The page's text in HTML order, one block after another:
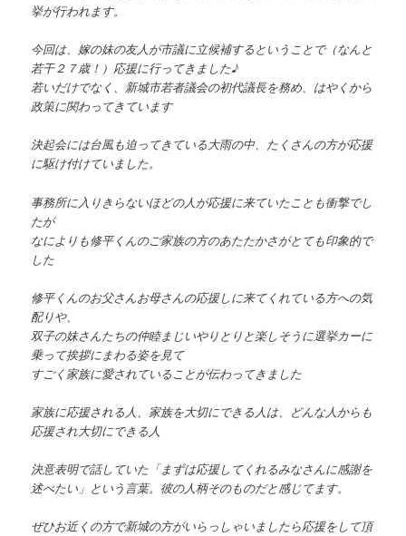
挙が行われます。
今回は、嫁の妹の友人が市議に立候補するということで（なんと
若干２７歳！）応援に行ってきました♪
若いだけでなく、新城市若者議会の初代議長を務め、はやくから
政策に関わってきています
決起会には台風も迫ってきている大雨の中、たくさんの方が応援
に駆け付けていました。
事務所に入りきらないほどの人が応援に来ていたことも衝撃でし
たが
なによりも修平くんのご家族の方のあたたかさがとても印象的で
した
修平くんのお父さんお母さんの応援しに来てくれている方への気
配りや、
双子の妹さんたちの仲睦まじいやりとりと楽しそうに選挙カーに
乗って挨拶にまわる姿を見て
すごく家族に愛されていることが伝わってきました
家族に応援される人、家族を大切にできる人は、どんな人からも
応援され大切にできる人
決意表明で話していた「まずは応援してくれるみなさんに感謝を
述べたい」という言葉。彼の人柄そのものだと感じてます。
ぜひお近くの方で新城の方がいらっしゃいましたら応援をして頂